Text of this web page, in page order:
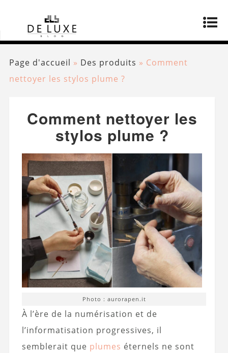
Page d'accueil » Des produits » Comment
nettoyer les stylos plume ?
Comment nettoyer les
stylos plume ?
Photo : aurorapen.it
À l’ère de la numérisation et de
l’informatisation progressives, il
semblerait que plumes éternels ne sont